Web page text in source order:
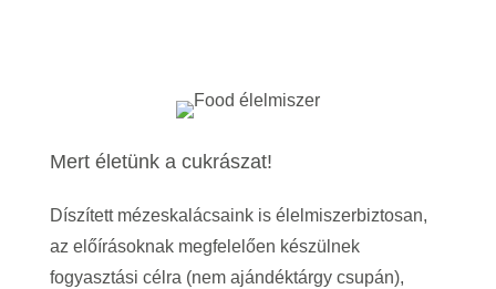
Mert életünk a cukrászat!
Díszített mézeskalácsaink is élelmiszerbiztosan,
az előírásoknak megfelelően készülnek
fogyasztási célra (nem ajándéktárgy csupán),